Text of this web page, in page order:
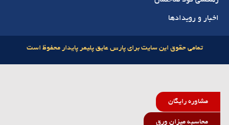
اخبار و رویدادها
تمامی حقوق این سایت برای پارس عایق پلیمر پایدار محفوظ است
مشاوره رایگان
محاسبه میزان ورق